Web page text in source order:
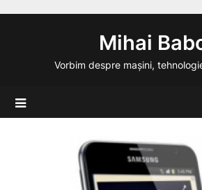
Mihai
Vorbim despre mașini,